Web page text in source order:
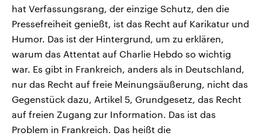
hat Verfassungsrang, der einzige Schutz, den die
Pressefreiheit genießt, ist das Recht auf Karikatur und
Humor. Das ist der Hintergrund, um zu erklären,
warum das Attentat auf Charlie Hebdo so wichtig
war. Es gibt in Frankreich, anders als in Deutschland,
nur das Recht auf freie Meinungsäußerung, nicht das
Gegenstück dazu, Artikel 5, Grundgesetz, das Recht
auf freien Zugang zur Information. Das ist das
Problem in Frankreich. Das heißt die